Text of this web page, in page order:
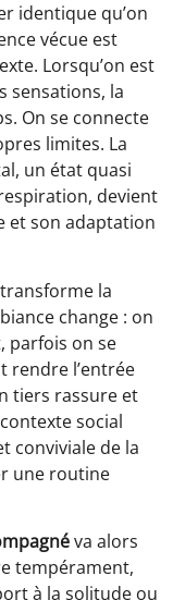
identique qu’on
vécue est
Lorsqu’on est
sensations, la
On se connecte
limites. La
un état quasi
devient
et son adaptation
transforme la
change : on
parfois on se
rendre l’entrée
tiers rassure et
social
conviviale de la
une routine
va alors
tempérament,
à la solitude ou